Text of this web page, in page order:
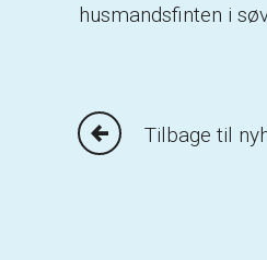
husmandsfinten i
Tilbage til